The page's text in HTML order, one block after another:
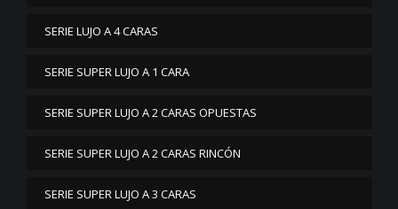
SERIE LUJO A 4 CARAS
SERIE SUPER LUJO A 1 CARA
SERIE SUPER LUJO A 2 CARAS OPUESTAS
SERIE SUPER LUJO A 2 CARAS RINCÓN
SERIE SUPER LUJO A 3 CARAS